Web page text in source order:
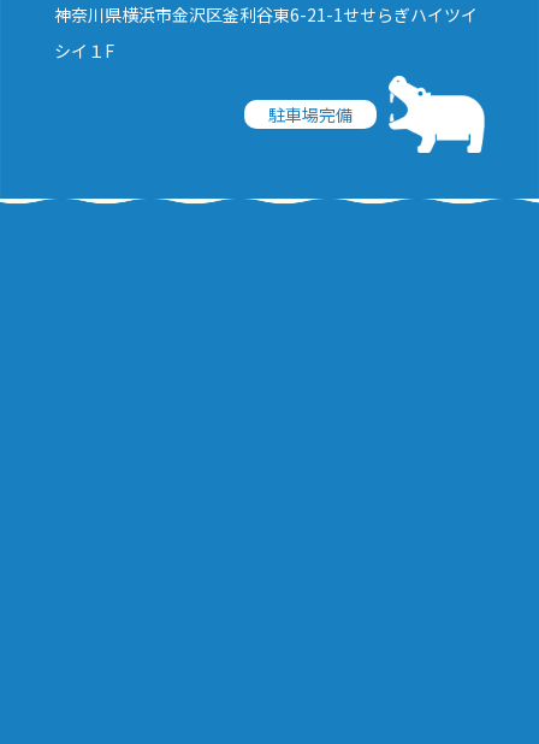
神奈川県横浜市金沢区釜利谷東6-21-1せせらぎハイツイ
シイ１F
駐車場完備